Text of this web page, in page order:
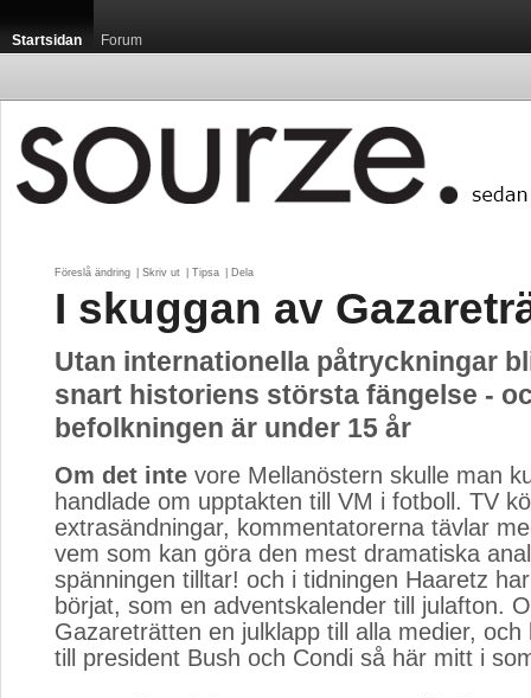
Startsidan Forum
Föreslå ändring Skriv ut Tipsa Dela
I skuggan av
Utan internationella påtryckningar
snart historiens största fängelse -
befolkningen är under 15 år
Om det inte vore Mellanöstern skulle man
handlade om upptakten till VM i fotboll. TV
extrasändningar, kommentatorerna tävlar
vem som kan göra den mest dramatiska
spänningen tilltar! och i tidningen Haaretz
börjat, som en adventskalender till julafton.
Gazareträtten en julklapp till alla medier, och
till president Bush och Condi så här mitt i